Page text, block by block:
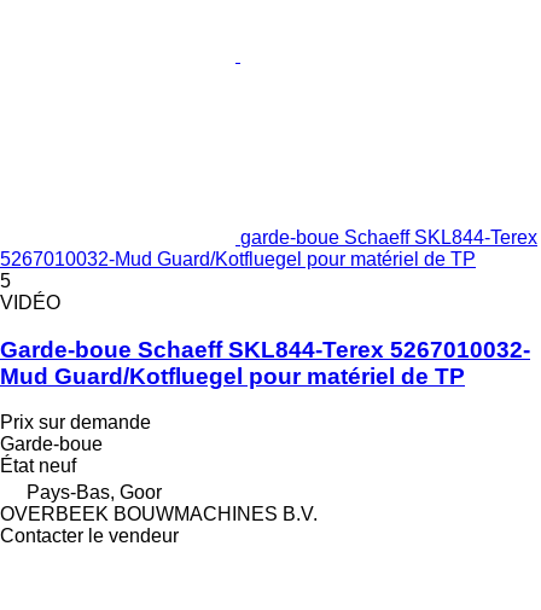
garde-boue Schaeff SKL844-Terex
5267010032-Mud Guard/Kotfluegel pour matériel de TP
5
VIDÉO
Garde-boue Schaeff SKL844-Terex 5267010032-
Mud Guard/Kotfluegel pour matériel de TP
Prix sur demande
Garde-boue
Étatneuf
Pays-Bas, Goor
OVERBEEK BOUWMACHINES B.V.
Contacter le vendeur